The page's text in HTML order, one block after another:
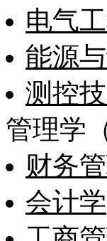
电气
能源
测控
管理学
财务
会计学